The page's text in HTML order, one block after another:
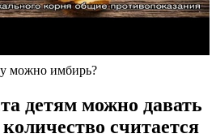
можно имбирь?
детям можно давать
считается